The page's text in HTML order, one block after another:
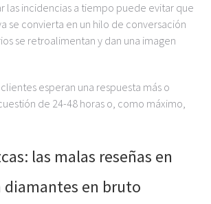
las incidencias a tiempo puede evitar que
se convierta en un hilo de conversación
se retroalimentan y dan una imagen
esperan una respuesta más o
de 24-48 horas o, como máximo,
las malas reseñas en
diamantes en bruto